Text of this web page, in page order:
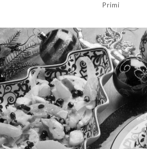
Primi